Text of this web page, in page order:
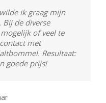
ik graag mijn
de diverse
of veel te
met
Resultaat:
goede prijs!